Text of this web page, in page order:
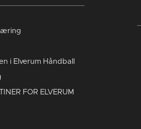
i Elverum Håndball
FOR ELVERUM